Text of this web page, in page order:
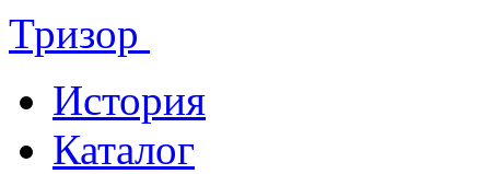
Тризор
История
Каталог